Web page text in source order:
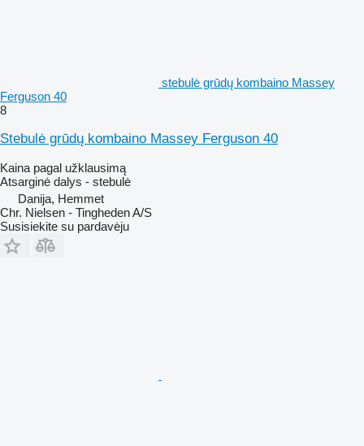
stebulė grūdų kombaino Massey
Ferguson 40
8
Stebulė grūdų kombaino Massey Ferguson 40
Kaina pagal užklausimą
Atsarginė dalys - stebulė
Danija, Hemmet
Chr. Nielsen - Tingheden A/S
Susisiekite su pardavėju